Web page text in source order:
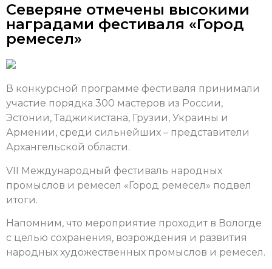
Северяне отмечены высокими
наградами фестиваля «Город
ремесел»
В конкурсной программе фестиваля принимали
участие порядка 300 мастеров из России,
Эстонии, Таджикистана, Грузии, Украины и
Армении, среди сильнейших – представители
Архангельской области.
VII Международный фестиваль народных
промыслов и ремесел «Город ремесел» подвел
итоги.
Напомним, что мероприятие проходит в Вологде
с целью сохранения, возрождения и развития
народных художественных промыслов и ремесел.